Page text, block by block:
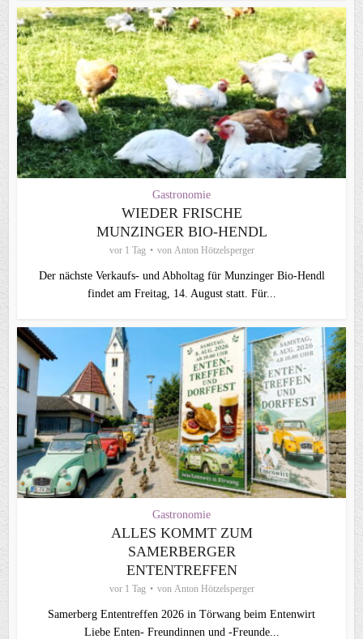
Gastronomie
WIEDER FRISCHE
MUNZINGER BIO-HENDL
vor 1 Tag von Anton Hötzelsperger
Der nächste Verkaufs- und Abholtag für Munzinger Bio-Hendl
findet am Freitag, 14. August statt. Für...
Gastronomie
ALLES KOMMT ZUM
SAMERBERGER
ENTENTREFFEN
vor 1 Tag von Anton Hötzelsperger
Samerberg Ententreffen 2026 in Törwang beim Entenwirt
Liebe Enten- Freundinnen und -Freunde...